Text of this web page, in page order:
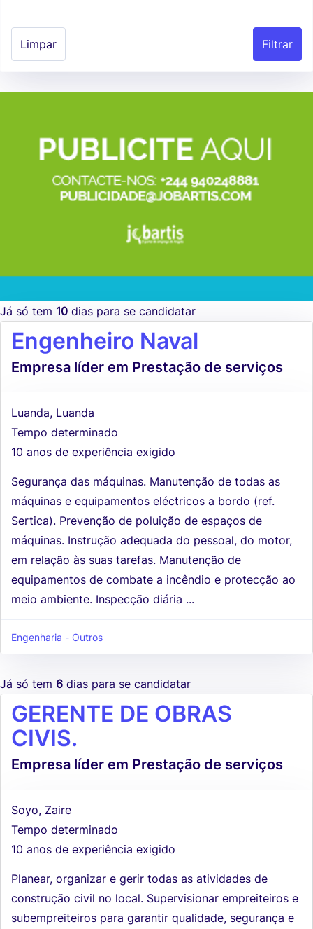
Limpar
Já só tem 10 dias para se candidatar
Engenheiro Naval
Empresa líder em Prestação de serviços
Luanda, Luanda
Tempo determinado
10 anos de experiência exigido
Segurança das máquinas. Manutenção de todas as
máquinas e equipamentos eléctricos a bordo (ref.
Sertica). Prevenção de poluição de espaços de
máquinas. Instrução adequada do pessoal, do motor,
em relação às suas tarefas. Manutenção de
equipamentos de combate a incêndio e protecção ao
meio ambiente. Inspecção diária ...
Engenharia - Outros
Já só tem 6 dias para se candidatar
GERENTE DE OBRAS
CIVIS.
Empresa líder em Prestação de serviços
Soyo, Zaire
Tempo determinado
10 anos de experiência exigido
Planear, organizar e gerir todas as atividades de
construção civil no local. Supervisionar empreiteiros e
subempreiteiros para garantir qualidade, segurança e